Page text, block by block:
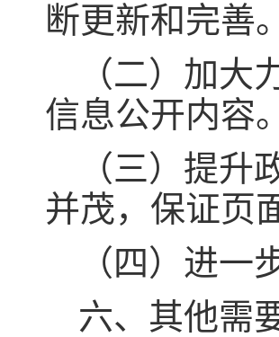
断更新和完善。
（二）加
信息公开内容。
（三）提
并茂，保证页
（四）进
六、其他需